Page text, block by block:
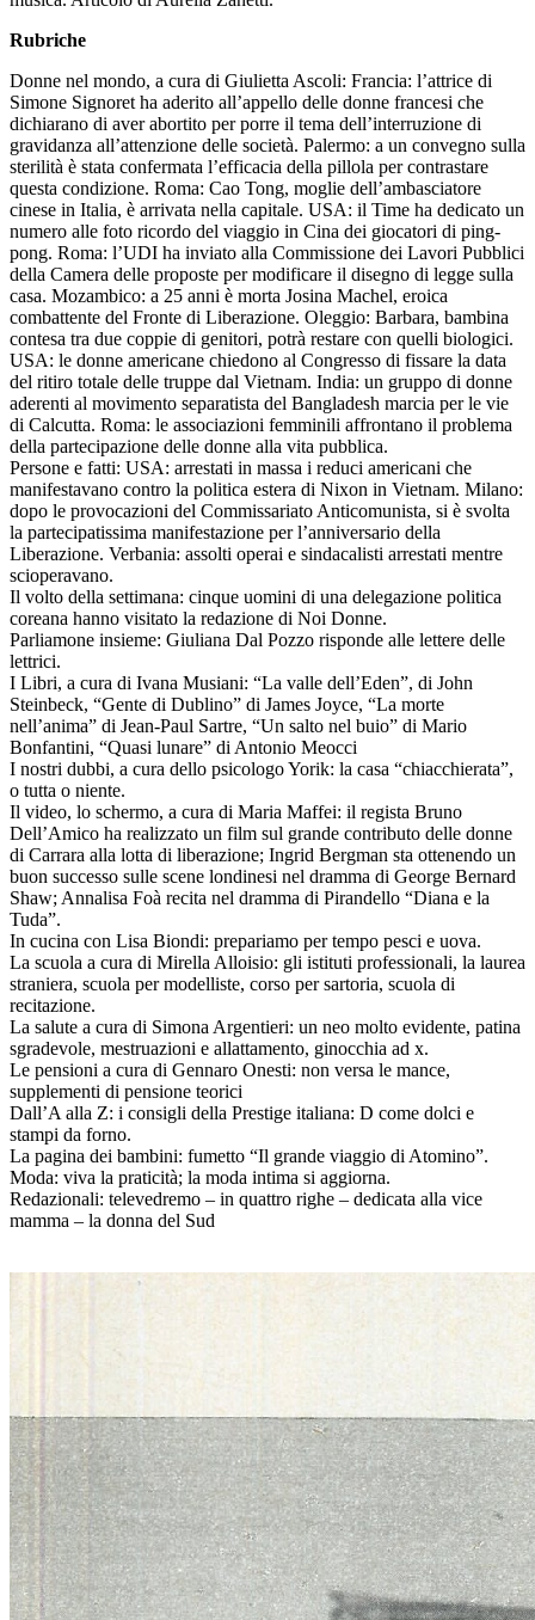
Rubriche
Donne nel mondo, a cura di Giulietta Ascoli: Francia: l’attrice di
Simone Signoret ha aderito all’appello delle donne francesi che
dichiarano di aver abortito per porre il tema dell’interruzione di
gravidanza all’attenzione delle società. Palermo: a un convegno sulla
sterilità è stata confermata l’efficacia della pillola per contrastare
questa condizione. Roma: Cao Tong, moglie dell’ambasciatore
cinese in Italia, è arrivata nella capitale. USA: il Time ha dedicato un
numero alle foto ricordo del viaggio in Cina dei giocatori di ping-
pong. Roma: l’UDI ha inviato alla Commissione dei Lavori Pubblici
della Camera delle proposte per modificare il disegno di legge sulla
casa. Mozambico: a 25 anni è morta Josina Machel, eroica
combattente del Fronte di Liberazione. Oleggio: Barbara, bambina
contesa tra due coppie di genitori, potrà restare con quelli biologici.
USA: le donne americane chiedono al Congresso di fissare la data
del ritiro totale delle truppe dal Vietnam. India: un gruppo di donne
aderenti al movimento separatista del Bangladesh marcia per le vie
di Calcutta. Roma: le associazioni femminili affrontano il problema
della partecipazione delle donne alla vita pubblica.
Persone e fatti: USA: arrestati in massa i reduci americani che
manifestavano contro la politica estera di Nixon in Vietnam. Milano:
dopo le provocazioni del Commissariato Anticomunista, si è svolta
la partecipatissima manifestazione per l’anniversario della
Liberazione. Verbania: assolti operai e sindacalisti arrestati mentre
scioperavano.
Il volto della settimana: cinque uomini di una delegazione politica
coreana hanno visitato la redazione di Noi Donne.
Parliamone insieme: Giuliana Dal Pozzo risponde alle lettere delle
lettrici.
I Libri, a cura di Ivana Musiani: “La valle dell’Eden”, di John
Steinbeck, “Gente di Dublino” di James Joyce, “La morte
nell’anima” di Jean-Paul Sartre, “Un salto nel buio” di Mario
Bonfantini, “Quasi lunare” di Antonio Meocci
I nostri dubbi, a cura dello psicologo Yorik: la casa “chiacchierata”,
o tutta o niente.
Il video, lo schermo, a cura di Maria Maffei: il regista Bruno
Dell’Amico ha realizzato un film sul grande contributo delle donne
di Carrara alla lotta di liberazione; Ingrid Bergman sta ottenendo un
buon successo sulle scene londinesi nel dramma di George Bernard
Shaw; Annalisa Foà recita nel dramma di Pirandello “Diana e la
Tuda”.
In cucina con Lisa Biondi: prepariamo per tempo pesci e uova.
La scuola a cura di Mirella Alloisio: gli istituti professionali, la laurea
straniera, scuola per modelliste, corso per sartoria, scuola di
recitazione.
La salute a cura di Simona Argentieri: un neo molto evidente, patina
sgradevole, mestruazioni e allattamento, ginocchia ad x.
Le pensioni a cura di Gennaro Onesti: non versa le mance,
supplementi di pensione teorici
Dall’A alla Z: i consigli della Prestige italiana: D come dolci e
stampi da forno.
La pagina dei bambini: fumetto “Il grande viaggio di Atomino”.
Moda: viva la praticità; la moda intima si aggiorna.
Redazionali: televedremo – in quattro righe – dedicata alla vice
mamma – la donna del Sud